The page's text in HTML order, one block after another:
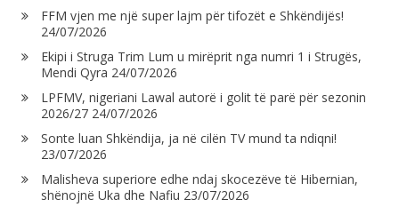
FFM vjen me një super lajm për tifozët e Shkëndijës!
24/07/2026
Ekipi i Struga Trim Lum u mirëprit nga numri 1 i Strugës,
Mendi Qyra 24/07/2026
LPFMV, nigeriani Lawal autorë i golit të parë për sezonin
2026/27 24/07/2026
Sonte luan Shkëndija, ja në cilën TV mund ta ndiqni!
23/07/2026
Malisheva superiore edhe ndaj skocezëve të Hibernian,
shënojnë Uka dhe Nafiu 23/07/2026